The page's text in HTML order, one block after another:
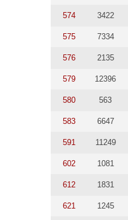
574 3422
575 7334
576 2135
579 12396
580 563
583 6647
591 11249
602 1081
612 1831
621 1245